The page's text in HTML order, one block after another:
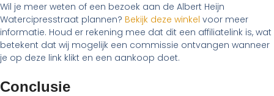
Wil je meer weten of een bezoek aan de Albert Heijn
Watercipresstraat plannen? Bekijk deze winkel voor meer
informatie. Houd er rekening mee dat dit een affiliatelink is, wat
betekent dat wij mogelijk een commissie ontvangen wanneer
je op deze link klikt en een aankoop doet.
Conclusie